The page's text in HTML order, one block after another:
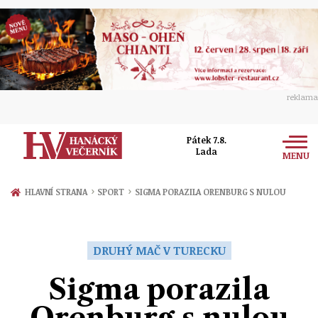
reklama
Pátek 7.8.
Lada
MENU
Zprávy
Přerov
Ekonomika
Hudba
Společnost
Ženy
Sport
HLAVNÍ STRANA › SPORT › SIGMA PORAZILA ORENBURG S NULOU
DRUHÝ MAČ V TURECKU
Sigma porazila